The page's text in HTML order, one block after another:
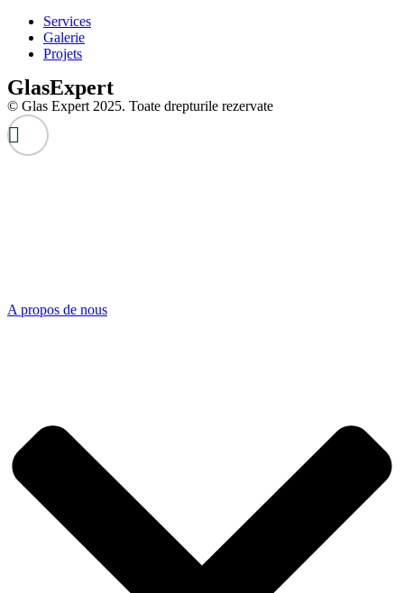
Services
Galerie
Projets
GlasExpert
© Glas Expert 2025. Toate drepturile rezervate
A propos de nous